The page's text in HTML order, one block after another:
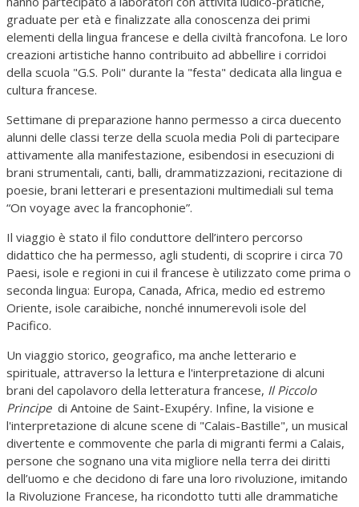
graduate per età e finalizzate alla conoscenza dei primi
elementi della lingua francese e della civiltà francofona. Le loro
creazioni artistiche hanno contribuito ad abbellire i corridoi
della scuola "G.S. Poli" durante la "festa" dedicata alla lingua e
cultura francese.
Settimane di preparazione hanno permesso a circa duecento
alunni delle classi terze della scuola media Poli di partecipare
attivamente alla manifestazione, esibendosi in esecuzioni di
brani strumentali, canti, balli, drammatizzazioni, recitazione di
poesie, brani letterari e presentazioni multimediali sul tema
“On voyage avec la francophonie”.
Il viaggio è stato il filo conduttore dell’intero percorso
didattico che ha permesso, agli studenti, di scoprire i circa 70
Paesi, isole e regioni in cui il francese è utilizzato come prima o
seconda lingua: Europa, Canada, Africa, medio ed estremo
Oriente, isole caraibiche, nonché innumerevoli isole del
Pacifico.
Un viaggio storico, geografico, ma anche letterario e
spirituale, attraverso la lettura e l'interpretazione di alcuni
brani del capolavoro della letteratura francese, Il Piccolo
Principedi Antoine de Saint-Exupéry. Infine, la visione e
l'interpretazione di alcune scene di "Calais-Bastille", un musical
divertente e commovente che parla di migranti fermi a Calais,
persone che sognano una vita migliore nella terra dei diritti
dell’uomo e che decidono di fare una loro rivoluzione, imitando
la Rivoluzione Francese, ha ricondotto tutti alle drammatiche